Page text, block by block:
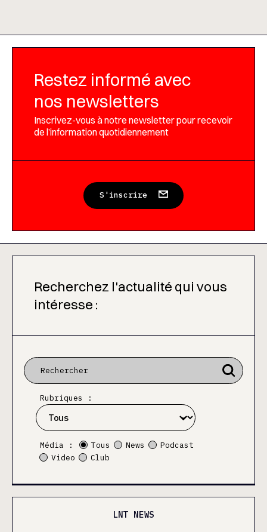
Restez informé avec
nos newsletters
Inscrivez-vous à notre newsletter pour recevoir
de l’information quotidiennement
S'inscrire
Recherchez l'actualité qui vous
intéresse :
Rubriques :
Média : Tous News
Podcast
Video
Club
LNT NEWS